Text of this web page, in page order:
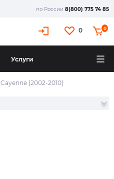
по России 8(800) 775 74 85
0 0
Услуги
Cayenne (2002-2010)